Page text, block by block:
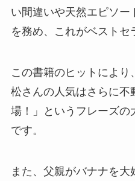
い間違いや天然エピソー
を務め、これがベストセ
この書籍のヒットによ
松さんの人気はさらに不
場！」というフレーズの
です。
また、父親がバナナを